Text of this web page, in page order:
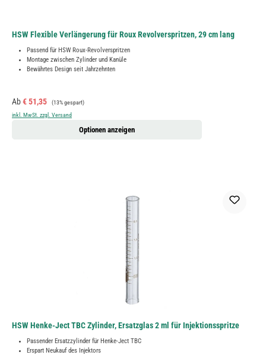
HSW Flexible Verlängerung für Roux Revolverspritzen, 29 cm lang
Passend für HSW Roux-Revolverspritzen
Montage zwischen Zylinder und Kanüle
Bewährtes Design seit Jahrzehnten
Verkaufspreis:
Ab€ 51,35 Regulärer Preis:
(13% gespart)
inkl. MwSt. zzgl. Versand
Optionen anzeigen
HSW Henke-Ject TBC Zylinder, Ersatzglas 2 ml für Injektionsspritze
Passender Ersatzzylinder für Henke-Ject TBC
Erspart Neukauf des Injektors